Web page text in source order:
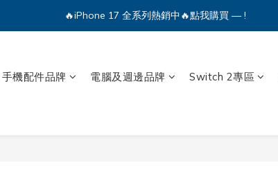
🔥iPhone 17 全系列熱銷中🔥點我購買 — !
💕加入Q哥 Line 新好友領優惠券！🎫
手機配件品牌 電腦及週邊品牌 Switch 2專區